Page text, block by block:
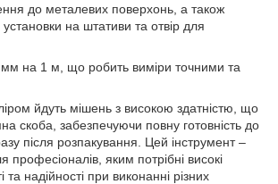
до металевих поверхонь, а також
на штативи та отвір для
мм на 1 м, що робить виміри точними та
йдуть мішень з високою здатністю, що
скоба, забезпечуючи повну готовність до
після розпакування. Цей інструмент –
професіоналів, яким потрібні високі
та надійності при виконанні різних